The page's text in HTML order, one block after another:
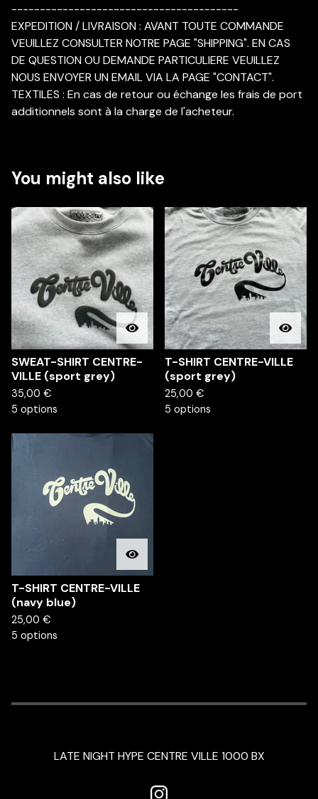
----------------------------------------
EXPEDITION / LIVRAISON : AVANT TOUTE COMMANDE
VEUILLEZ CONSULTER NOTRE PAGE "SHIPPING". EN CAS
DE QUESTION OU DEMANDE PARTICULIERE VEUILLEZ
NOUS ENVOYER UN EMAIL VIA LA PAGE "CONTACT".
TEXTILES : En cas de retour ou échange les frais de port
additionnels sont à la charge de l'acheteur.
You might also like
SWEAT-SHIRT CENTRE-
VILLE (sport grey)
35,00 €
5 options
T-SHIRT CENTRE-VILLE
(sport grey)
25,00 €
5 options
T-SHIRT CENTRE-VILLE
(navy blue)
25,00 €
5 options
LATE NIGHT HYPE CENTRE VILLE 1000 BX